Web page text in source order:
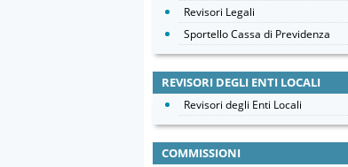
Revisori Legali
Sportello Cassa di Previdenza
REVISORI DEGLI ENTI LOCALI
Revisori degli Enti Locali
COMMISSIONI